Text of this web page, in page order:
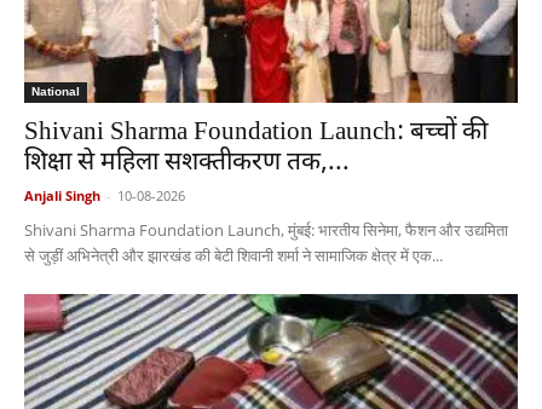
National
Shivani Sharma Foundation Launch: बच्चों की
शिक्षा से महिला सशक्तीकरण तक,...
Anjali Singh - 10-08-2026
Shivani Sharma Foundation Launch, मुंबई: भारतीय सिनेमा, फैशन और उद्यमिता
से जुड़ीं अभिनेत्री और झारखंड की बेटी शिवानी शर्मा ने सामाजिक क्षेत्र में एक...